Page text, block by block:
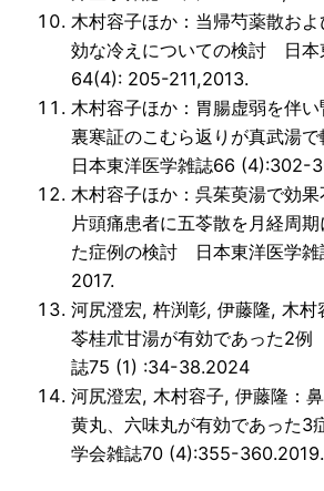
木村容子ほか：当帰芍薬散お
効な冷えについての検討 日本
64(4): 205-211,2013.
木村容子ほか：胃腸虚弱を伴
裏寒証のこむら返りが真武湯
日本東洋医学雑誌66 (4):302-
木村容子ほか：呉茱萸湯で効
片頭痛患者に五苓散を月経周
た症例の検討 日本東洋医学
2017.
河尻澄宏, 杵渕彰, 伊藤隆, 木村
苓桂朮甘湯が有効であった2
誌75 (1) :34-38.2024
河尻澄宏, 木村容子, 伊藤隆：
黄丸、六味丸が有効であった
学会雑誌70 (4):355-360.2019.